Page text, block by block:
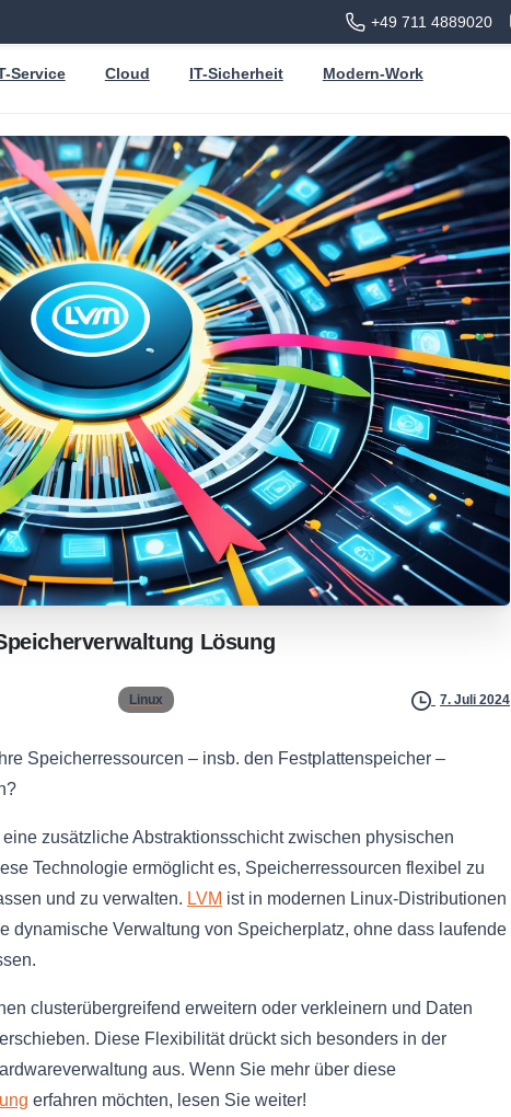
+49 711 4889020
Service Cloud IT-Sicherheit Modern-Work
Lösung
Linux 7. Juli 2024
Speicherressourcen – insb. den Festplattenspeicher –
zusätzliche Abstraktionsschicht zwischen physischen
Technologie ermöglicht es, Speicherressourcen flexibel zu
und zu verwalten. LVM ist in modernen Linux-Distributionen
dynamische Verwaltung von Speicherplatz, ohne dass laufende
clusterübergreifend erweitern oder verkleinern und Daten
Diese Flexibilität drückt sich besonders in der
aus. Wenn Sie mehr über diese
erfahren möchten, lesen Sie weiter!